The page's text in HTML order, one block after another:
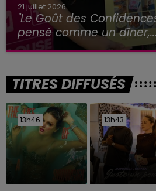
21 juillet 2026
"Le Goût des
pensé comme un dîner,...
TITRES DIFFUSÉS
13h46
13h46 13h43
13h43